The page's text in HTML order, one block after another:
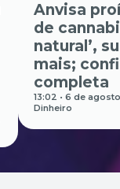
Anvisa
de
natural’,
mais;
completa
13:02 • 6 de
Dinheiro